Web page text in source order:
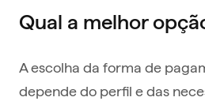
Qual a melhor
A escolha da forma de
depende do perfil e das